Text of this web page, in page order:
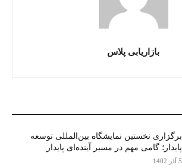
بازاریابی پلاس
برگزاری نخستین نمایشگاه بین‌المللی توسعه
پایدار؛ گامی مهم در مسیر آینده‌ای پایدار
5 آذر 1402